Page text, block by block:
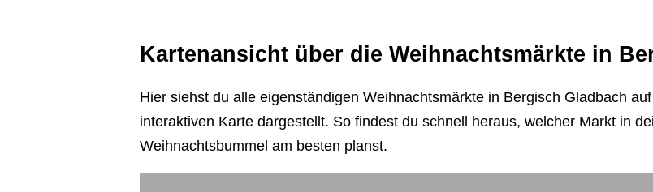
Kartenansicht über die Weihnachtsmärkte in
Hier siehst du alle eigenständigen Weihnachtsmärkte in Bergisch Gladbach
interaktiven Karte dargestellt. So findest du schnell heraus, welcher Markt in
Weihnachtsbummel am besten planst.